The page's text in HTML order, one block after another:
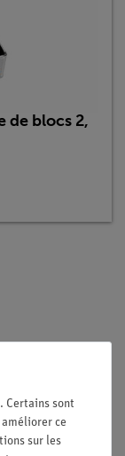
de blocs 2,
le champ d'un
la loi de Lenz.
Certains sont
ce
sur les